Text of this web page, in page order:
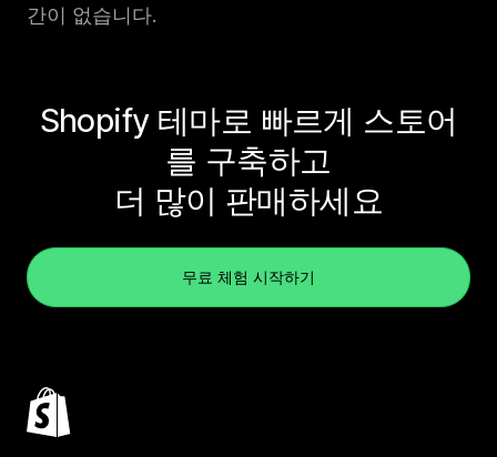
간이 없습니다.
Shopify 테마로 빠르게 스토어
를 구축하고
더 많이 판매하세요
무료 체험 시작하기